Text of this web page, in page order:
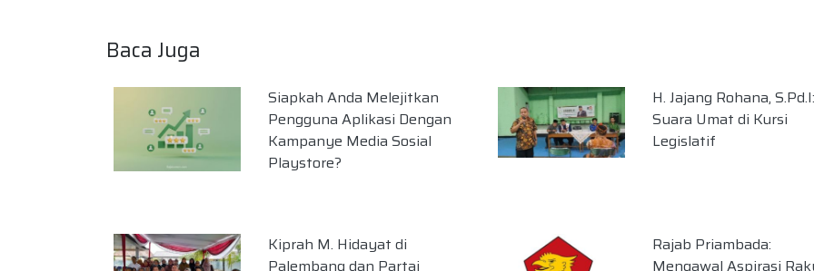
Baca Juga
Siapkah Anda Melejitkan
Pengguna Aplikasi Dengan
Kampanye Media Sosial
Playstore?
H. Jajang Rohana, S.Pd.I:
Suara Umat di Kursi
Legislatif
Kiprah M. Hidayat di
Palembang dan Partai
Rajab Priambada:
Mengawal Aspirasi